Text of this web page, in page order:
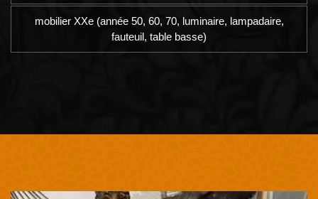
mobilier XXe (année 50, 60, 70, luminaire, lampadaire,
fauteuil, table basse)